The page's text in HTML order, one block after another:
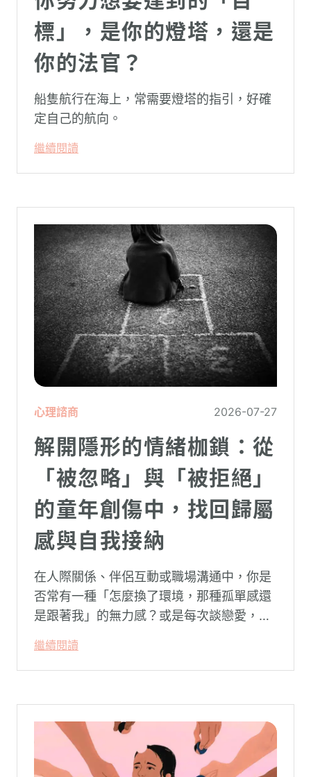
標」，是你的燈塔，還是
你的法官？
船隻航行在海上，常需要燈塔的指引，好確
定自己的航向。
繼續閱讀
心理諮商 2026-07-27
解開隱形的情緒枷鎖：從
「被忽略」與「被拒絕」
的童年創傷中，找回歸屬
感與自我接納
在人際關係、伴侶互動或職場溝通中，你是
否常有一種「怎麼換了環境，那種孤單感還
是跟著我」的無力感？或是每次談戀愛，總
卻演變成兩敗俱傷？
繼續閱讀